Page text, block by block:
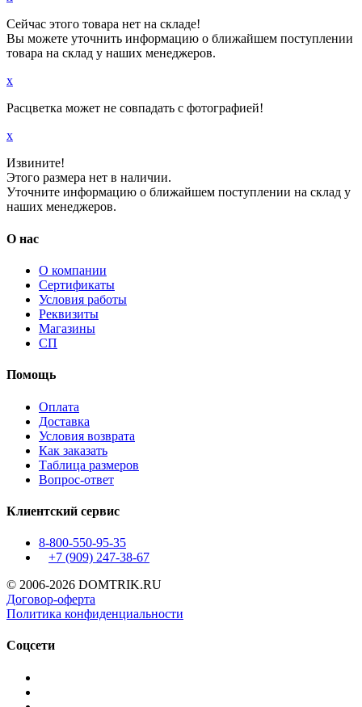
Сейчас этого товара нет на складе!
Вы можете уточнить информацию о ближайшем поступлении
товара на склад у наших менеджеров.
x
Расцветка может не совпадать с фотографией!
x
Извините!
Этого размера нет в наличии.
Уточните информацию о ближайшем поступлении на склад у
наших менеджеров.
О нас
О компании
Сертификаты
Условия работы
Реквизиты
Магазины
СП
Помощь
Оплата
Доставка
Условия возврата
Как заказать
Таблица размеров
Вопрос-ответ
Клиентский сервис
8-800-550-95-35
+7 (909) 247-38-67
© 2006-2026 DOMTRIK.RU
Договор-оферта
Политика конфиденциальности
Соцсети